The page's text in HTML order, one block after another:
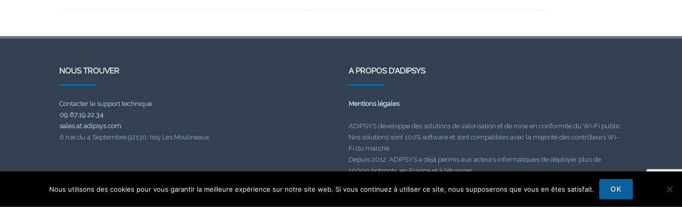
NOUS TROUVER
Contacter le support technique
09.67.19.22.34
sales at adipsys.com
6 rue du 4 Septembre 92130, Issy Les Moulineaux
A PROPOS D’ADIPSYS
Mentions légales
ADIPSYS développe des solutions de valorisation et de mise en conformité du Wi-Fi public.
Nos solutions sont 100% software et sont compatibles avec la majorité des contrôleurs Wi-
Fi du marché.
Depuis 2012, ADIPSYS a déjà permis aux acteurs informatiques de déployer plus de
10000 hotspots, en France et à l’étranger.
Nous utilisons des cookies pour vous garantir la meilleure expérience sur notre site web. Si vous continuez à utiliser ce site, nous supposerons que vous en êtes satisfait. OK